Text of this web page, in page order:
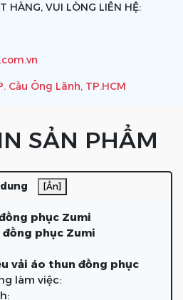
HÀNG, VUI LÒNG LIÊN HỆ:
Cầu Ông Lãnh, TP.HCM
SẢN PHẨM
[Ẩn]
phục Zumi
phục Zumi
vải áo thun đồng phục
làm việc: